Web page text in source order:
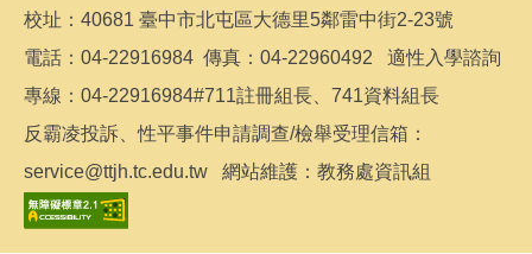
校址：40681 臺中市北屯區大德里5鄰雷中街2-23號
電話：04-22916984 傳真：04-22960492 適性入學諮詢
專線：04-22916984#711註冊組長、741資料組長
反霸凌投訴、性平事件申請調查/檢舉受理信箱：
service@ttjh.tc.edu.tw 網站維護：教務處資訊組